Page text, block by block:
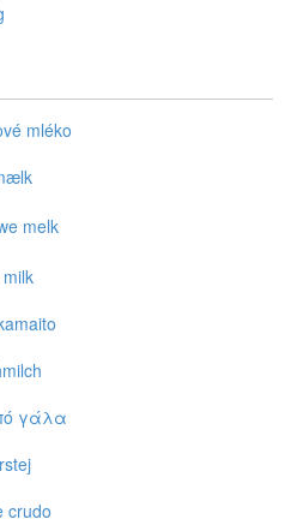
mléko
melk
γάλα
crudo